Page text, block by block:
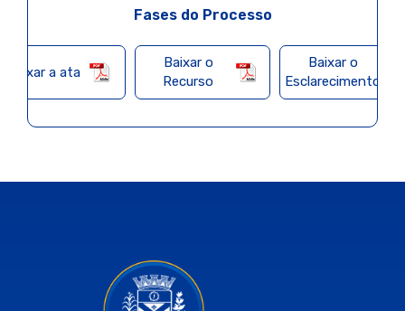
Fases do Processo
Baixar a ata
Baixar o
Recurso
Baixar o
Esclarecimento